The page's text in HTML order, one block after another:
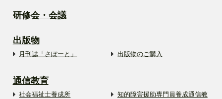
研修会・会議
出版物
月刊誌「さぽーと」 出版物のご購入
通信教育
社会福祉士養成所
知的障害援助専門員養成通信教